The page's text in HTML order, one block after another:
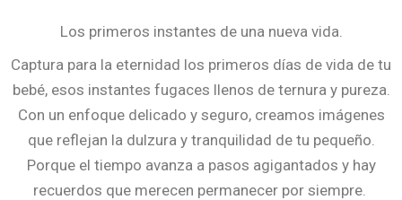
Los primeros instantes de una nueva vida.
Captura para la eternidad los primeros días de vida de tu
bebé, esos instantes fugaces llenos de ternura y pureza.
Con un enfoque delicado y seguro, creamos imágenes
que reflejan la dulzura y tranquilidad de tu pequeño.
Porque el tiempo avanza a pasos agigantados y hay
recuerdos que merecen permanecer por siempre.